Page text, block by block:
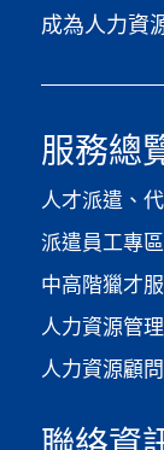
成為人力資
服務總
人才派遣、
派遣員工專區
中高階獵才
人力資源管
人力資源顧